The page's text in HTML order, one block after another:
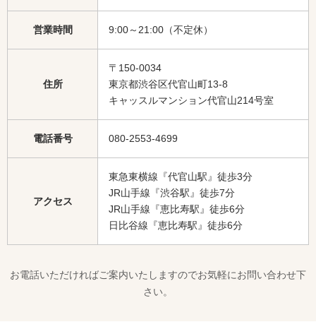
営業時間 9:00～21:00（不定休）
住所
〒150-0034
東京都渋谷区代官山町13-8
キャッスルマンション代官山214号室
電話番号 080-2553-4699
アクセス
東急東横線『代官山駅』徒歩3分
JR山手線『渋谷駅』徒歩7分
JR山手線『恵比寿駅』徒歩6分
日比谷線『恵比寿駅』徒歩6分
お電話いただければご案内いたしますのでお気軽にお問い合わせ下
さい。